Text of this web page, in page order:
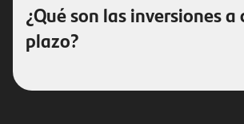
¿Qué son las inversiones a
plazo?